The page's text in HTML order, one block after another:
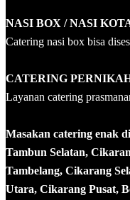
NASI BOX / NASI
Catering nasi box bisa
CATERING
Layanan catering
Masakan catering enak
Tambun Selatan,
Tambelang, Cikarang
Utara, Cikarang Pusat,